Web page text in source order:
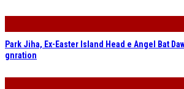
Park Jiha, Ex-Easter Island Head e Angel Bat
gnration